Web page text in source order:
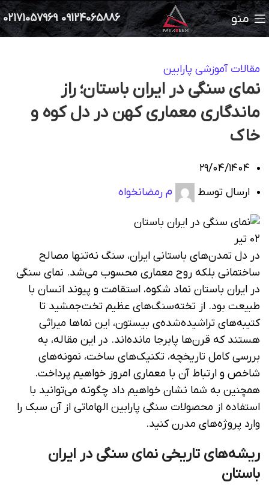
منو 09124065886
02171057969
مقالات آموزشی پارابین
نمای سنگی در ایران باستان؛ راز
ماندگاری معماری کهن در دل کوه و
خاک
۲۹/۰۴/۱۴۰۴
ارسال توسط
م رمضانخواه
02 تیر
در دل تمدن‌های باستانی ایران، سنگ نه‌تنها مصالح
ساختمانی بلکه روح معماری محسوب می‌شد. نمای سنگی
در ایران باستان نماد شکوه، استقامت و پیوند انسان با
طبیعت بود. از تخته‌سنگ‌های عظیم تخت‌جمشید تا
کتیبه‌های تراشیده‌شده‌ی بیستون، این نماها میراثی
هستند که قرن‌ها پابرجا مانده‌اند. در این مقاله، به
بررسی کامل تاریخچه، تکنیک‌های ساخت، نمونه‌های
شاخص و ارتباط آن با معماری امروز خواهیم پرداخت.
همچنین به شما نشان خواهیم داد چگونه می‌توانید با
استفاده از محصولات سنگی پارابین الهاماتی از آن سبک را
وارد پروژه‌های مدرن کنید.
ریشه‌های تاریخی نمای سنگی در ایران
باستان